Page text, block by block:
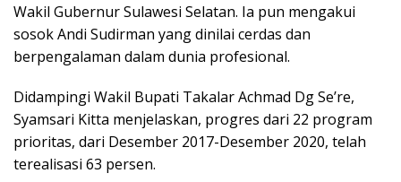
Wakil Gubernur Sulawesi Selatan. Ia pun mengakui
sosok Andi Sudirman yang dinilai cerdas dan
berpengalaman dalam dunia profesional.
Didampingi Wakil Bupati Takalar Achmad Dg Se’re,
Syamsari Kitta menjelaskan, progres dari 22 program
prioritas, dari Desember 2017-Desember 2020, telah
terealisasi 63 persen.